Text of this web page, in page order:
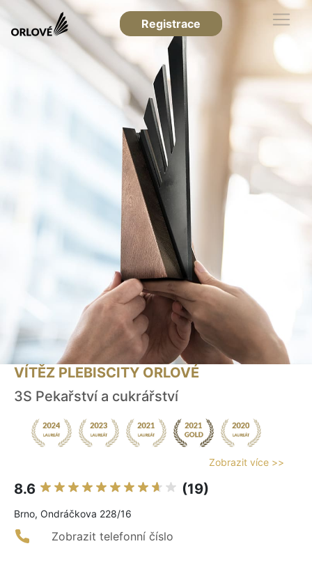
Registrace
VÍTĚZ PLEBISCITY ORLOVÉ
3S Pekařství a cukrářství
Zobrazit více >>
8.6 (19)
Brno, Ondráčkova 228/16
Zobrazit telefonní číslo